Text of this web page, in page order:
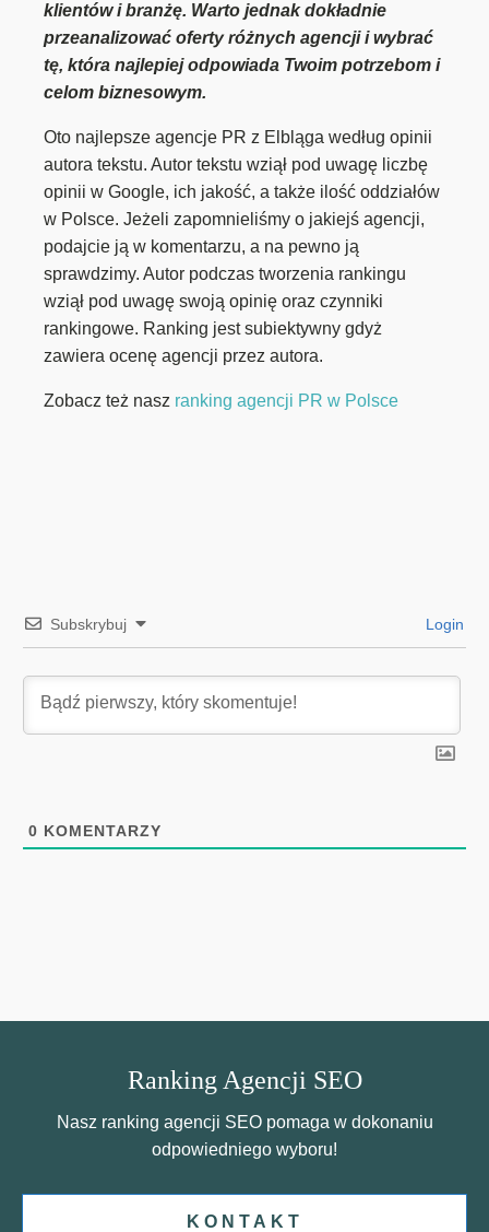
klientów i branżę. Warto jednak dokładnie
przeanalizować oferty różnych agencji i wybrać
tę, która najlepiej odpowiada Twoim potrzebom i
celom biznesowym.
Oto najlepsze agencje PR z Elbląga według opinii
autora tekstu. Autor tekstu wziął pod uwagę liczbę
opinii w Google, ich jakość, a także ilość oddziałów
w Polsce. Jeżeli zapomnieliśmy o jakiejś agencji,
podajcie ją w komentarzu, a na pewno ją
sprawdzimy. Autor podczas tworzenia rankingu
wziął pod uwagę swoją opinię oraz czynniki
rankingowe. Ranking jest subiektywny gdyż
zawiera ocenę agencji przez autora.
Zobacz też nasz ranking agencji PR w Polsce
Subskrybuj Login
0 KOMENTARZY
Ranking Agencji SEO
Nasz ranking agencji SEO pomaga w dokonaniu
odpowiedniego wyboru!
KONTAKT